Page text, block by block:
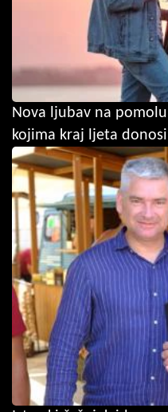
Nova ljubav na
kojima kraj ljeta